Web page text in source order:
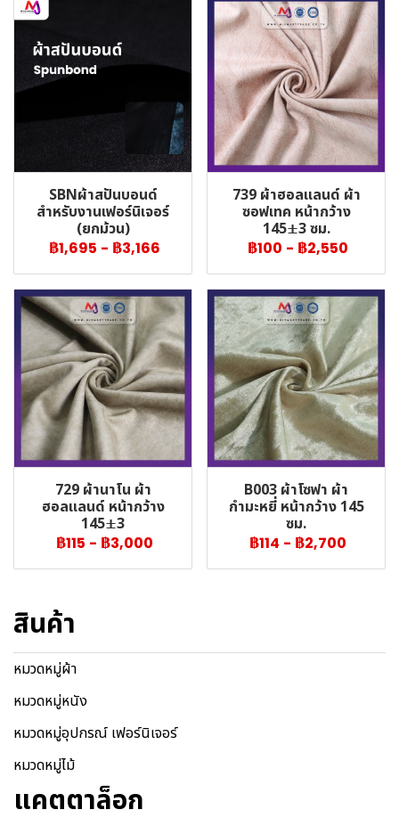
SBNผ้าสปันบอนด์
สำหรับงานเฟอร์นิเจอร์
(ยกม้วน)
฿1,695 - ฿3,166
739 ผ้าฮอลแลนด์ ผ้า
ซอฟเทค หน้ากว้าง
145±3 ซม.
฿100 - ฿2,550
729 ผ้านาโน ผ้า
ฮอลแลนด์ หน้ากว้าง
145±3
฿115 - ฿3,000
B003 ผ้าโซฟา ผ้า
กำมะหยี่ หน้ากว้าง 145
ซม.
฿114 - ฿2,700
สินค้า
หมวดหมู่ผ้า
หมวดหมู่หนัง
หมวดหมู่อุปกรณ์ เฟอร์นิเจอร์
หมวดหมู่ไม้
แคตตาล็อก